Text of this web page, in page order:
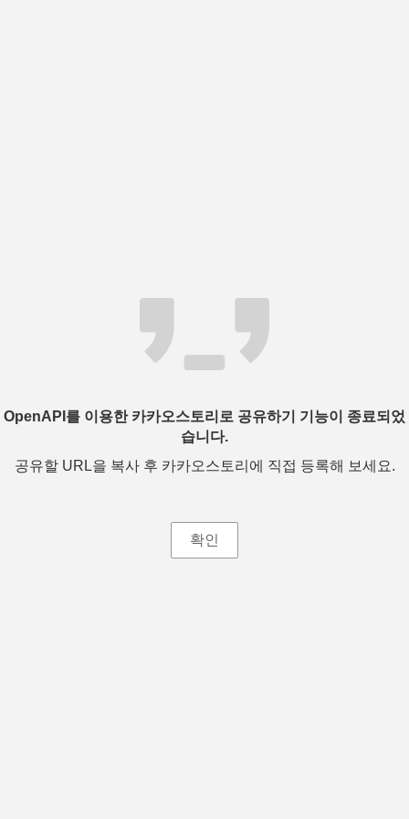
OpenAPI를 이용한 카카오스토리로 공유하기 기능이 종료되었
습니다.
공유할 URL을 복사 후 카카오스토리에 직접 등록해 보세요.
확인